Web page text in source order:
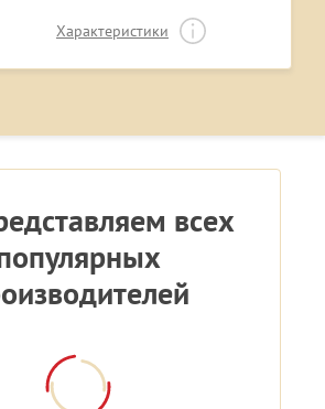
Характеристики
всех